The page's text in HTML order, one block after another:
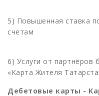
5) Повышенная ставка
счетам
6) Услуги от партнёров
«Карта Жителя
Дебетовые карты -